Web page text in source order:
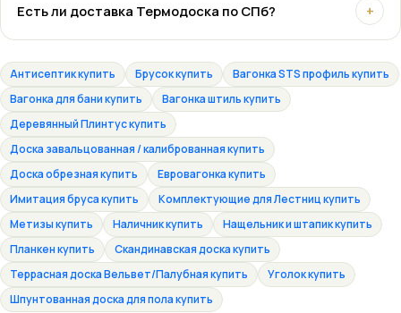
Есть ли доставка Термодоска по СПб? +
Антисептик купить Брусок купить
Вагонка STS профиль купить
Вагонка для бани купить
Вагонка штиль купить
Деревянный Плинтус купить
Доска завальцованная / калиброванная купить
Доска обрезная купить
Евровагонка купить
Имитация бруса купить
Комплектующие для Лестниц купить
Метизы купить
Наличник купить
Нащельник и штапик купить
Планкен купить
Скандинавская доска купить
Террасная доска Вельвет/Палубная купить
Уголок купить
Шпунтованная доска для пола купить